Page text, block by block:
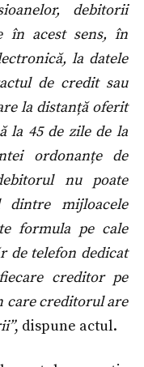
debitorii
în acest sens, în
la datele
de credit sau
la distanță oferit
la 45 de zile de la
ordonanțe de
nu poate
mijloacele
formula pe cale
de telefon dedicat
creditor pe
care creditorul are
, dispune actul.